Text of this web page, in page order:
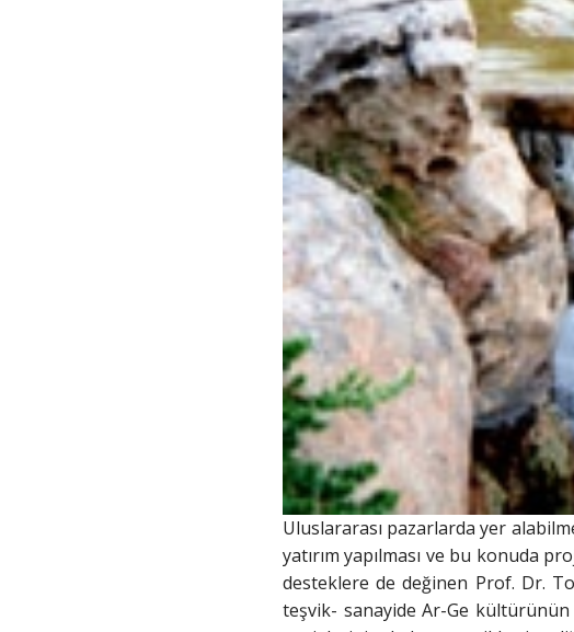
Uluslararası pazarlarda yer
yatırım yapılması ve bu konuda
desteklere de değinen Prof. Dr.
teşvik- sanayide Ar-Ge kültürünün